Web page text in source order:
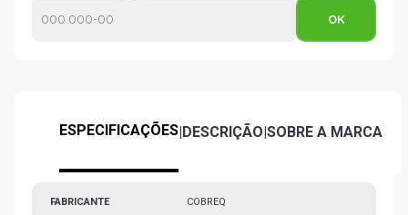
ESPECIFICAÇÕES|DESCRIÇÃO|SOBRE A MARCA
FABRICANTE COBREQ